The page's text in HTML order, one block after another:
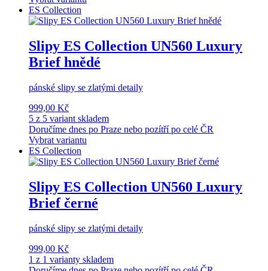
ES Collection
Slipy ES Collection UN560 Luxury
Brief hnědé
pánské slipy se zlatými detaily
999,00 Kč
5 z 5 variant skladem
Doručíme dnes po Praze nebo pozítří po celé ČR
Vybrat variantu
ES Collection
Slipy ES Collection UN560 Luxury
Brief černé
pánské slipy se zlatými detaily
999,00 Kč
1 z 1 varianty skladem